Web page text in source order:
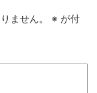
ません。 ※ が付